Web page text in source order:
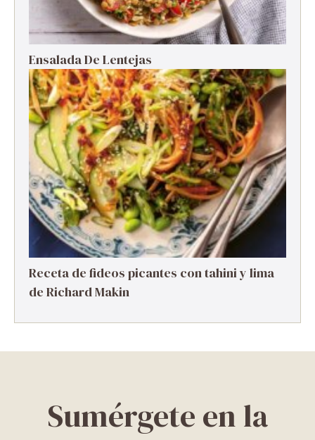
Ensalada De Lentejas
Receta de fideos picantes con tahini y lima
de Richard Makin
Sumérgete en la